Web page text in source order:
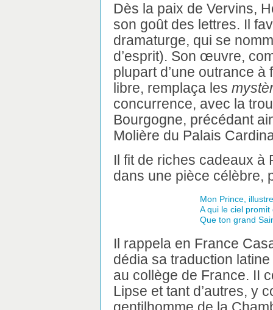
Dès la paix de Vervins,
son goût des lettres. Il
dramaturge, qui se
d’esprit). Son œuvre,
plupart d’une outrance
libre, remplaça les
concurrence, avec la
Bourgogne, précédant
Molière du Palais
Il fit de riches cadeaux à
dans une pièce célèbre,
Mon Prince,
A qui le ciel
Que ton grand
Il rappela en France
dédia sa traduction
au collège de France. II
Lipse et tant d’autres, y